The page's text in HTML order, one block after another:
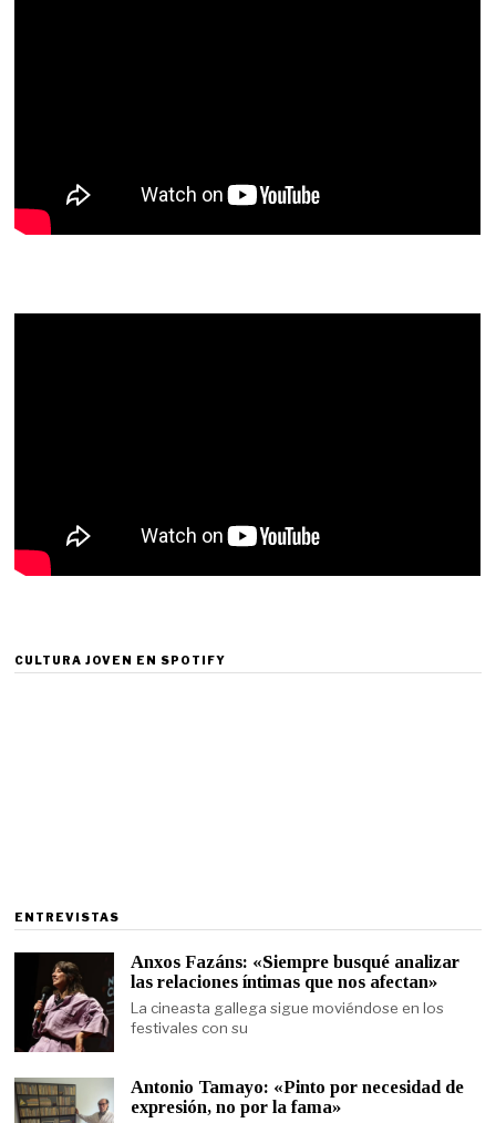
CULTURA JOVEN EN SPOTIFY
ENTREVISTAS
Anxos Fazáns: «Siempre busqué analizar
las relaciones íntimas que nos afectan»
La cineasta gallega sigue moviéndose en los
festivales con su
Antonio Tamayo: «Pinto por necesidad de
expresión, no por la fama»